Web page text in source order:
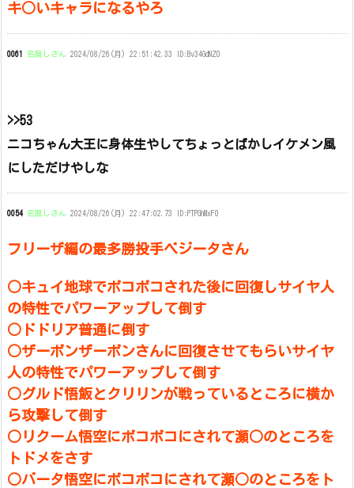
キ○いキャラになるやろ
0061 名無しさん 2024/08/26(月) 22:51:42.33 ID:Bv34GdNZ0
>>53
ニコちゃん大王に身体生やしてちょっとばかしイケメン風
にしただけやしな
0054 名無しさん 2024/08/26(月) 22:47:02.73 ID:PTPGhMxF0
フリーザ編の最多勝投手ベジータさん
○キュイ地球でボコボコされた後に回復しサイヤ人
の特性でパワーアップして倒す
○ドドリア普通に倒す
○ザーボンザーボンさんに回復させてもらいサイヤ
人の特性でパワーアップして倒す
○グルド悟飯とクリリンが戦っているところに横か
ら攻撃して倒す
○リクーム悟空にボコボコにされて瀕○のところを
トドメをさす
○バータ悟空にボコボコにされて瀕○のところをト